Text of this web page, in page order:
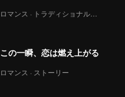
ロマンス · トラディショナル・コスチューム
この一瞬、恋は燃え上がる
ロマンス · ストーリー